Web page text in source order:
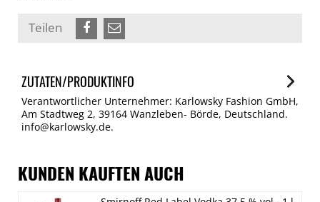
Teilen
ZUTATEN/PRODUKTINFO
Verantwortlicher Unternehmer: Karlowsky Fashion GmbH,
Am Stadtweg 2, 39164 Wanzleben- Börde, Deutschland.
info@karlowsky.de.
KUNDEN KAUFTEN AUCH